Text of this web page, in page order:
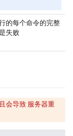
的每个命令的完整
失败
会导致 服务器重